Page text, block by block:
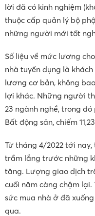
lời đã có kinh nghiệm
thuộc cấp quản lý bộ
những người mới tốt
Số liệu về mức lương
nhà tuyển dụng là
lương cơ bản, không
lợi khác. Những người
23 ngành nghề, trong
Bất động sản, chiếm
Từ tháng 4/2022 tới
trầm lắng trước những
tăng. Lượng giao dịch
cuối năm càng chậm lại.
sức mua nhà ở đã
qua.